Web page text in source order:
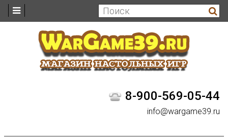
8-900-569-05-44
info@wargame39.ru